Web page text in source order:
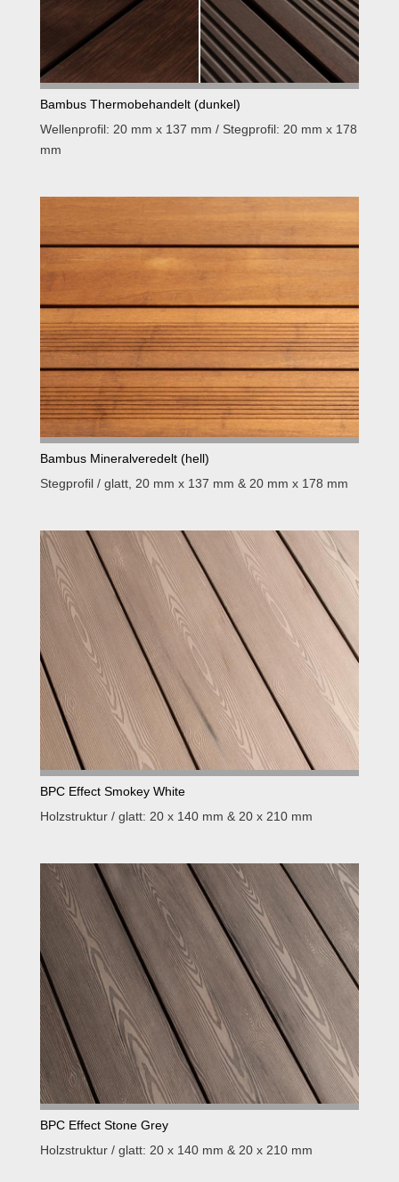
Bambus Thermobehandelt (dunkel)
Wellenprofil: 20 mm x 137 mm / Stegprofil: 20 mm x 178
mm
Bambus Mineralveredelt (hell)
Stegprofil / glatt, 20 mm x 137 mm & 20 mm x 178 mm
BPC Effect Smokey White
Holzstruktur / glatt: 20 x 140 mm & 20 x 210 mm
BPC Effect Stone Grey
Holzstruktur / glatt: 20 x 140 mm & 20 x 210 mm